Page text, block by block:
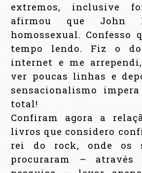
extremos, inclusive
afirmou que John
homossexual. Confesso
tempo lendo. Fiz o
internet e me
ver poucas linhas e
sensacionalismo
total!
Confiram agora a
livros que considero
rei do rock, onde os
procuraram –